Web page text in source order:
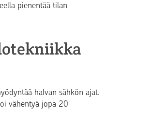
pienentää tilan
halvan sähkön ajat.
vähentyä jopa 20